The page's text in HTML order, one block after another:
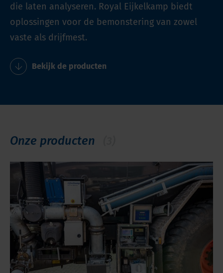
die laten analyseren. Royal Eijkelkamp biedt
oplossingen voor de bemonstering van zowel
vaste als drijfmest.
Bekijk de producten
Onze producten